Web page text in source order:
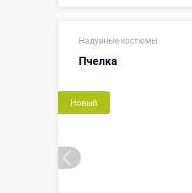
Больше деталей →
Надувные костюмы
Пчелка
Новый